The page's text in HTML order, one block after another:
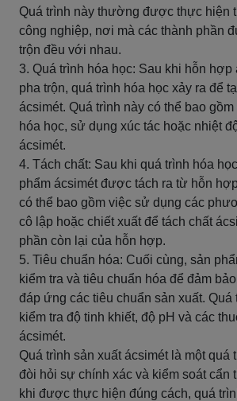
Quá trình này thường được thực hiện
công nghiệp, nơi mà các thành phần
trộn đều với nhau.
3. Quá trình hóa học: Sau khi hỗn
pha trộn, quá trình hóa học xảy ra để
ácsimét. Quá trình này có thể bao
hóa học, sử dụng xúc tác hoặc nhiệt
ácsimét.
4. Tách chất: Sau khi quá trình hóa
phẩm ácsimét được tách ra từ hỗn
có thể bao gồm việc sử dụng các
cô lập hoặc chiết xuất để tách chất
phần còn lại của hỗn hợp.
5. Tiêu chuẩn hóa: Cuối cùng, sản
kiểm tra và tiêu chuẩn hóa để đảm
đáp ứng các tiêu chuẩn sản xuất. Quá
kiểm tra độ tinh khiết, độ pH và các
ácsimét.
Quá trình sản xuất ácsimét là một quá
đòi hỏi sự chính xác và kiểm soát cẩn
khi được thực hiện đúng cách, quá